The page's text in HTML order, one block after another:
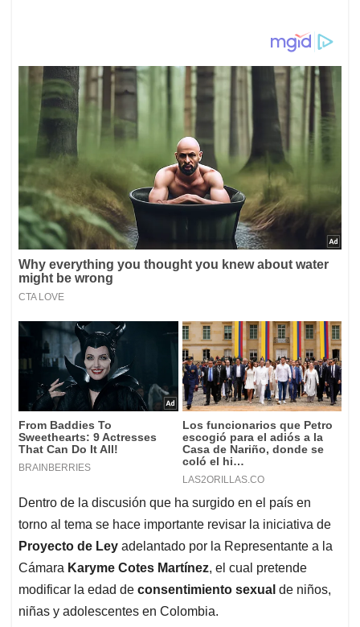
Dentro de la discusión que ha surgido en el país en
torno al tema se hace importante revisar la iniciativa de
Proyecto de Ley adelantado por la Representante a la
Cámara Karyme Cotes Martínez, el cual pretende
modificar la edad de consentimiento sexual de niños,
niñas y adolescentes en Colombia.